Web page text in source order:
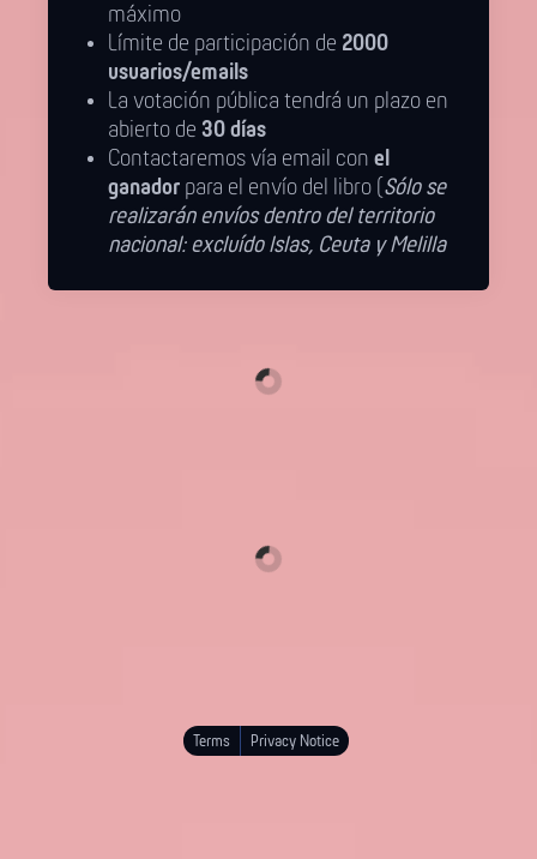
máximo
Límite de participación de 2000
usuarios/emails
La votación pública tendrá un plazo en
abierto de 30 días
Contactaremos vía email con el
ganador para el envío del libro ( Sólo se
realizarán envíos dentro del territorio
nacional: excluído Islas, Ceuta y Melilla
Terms Privacy Notice